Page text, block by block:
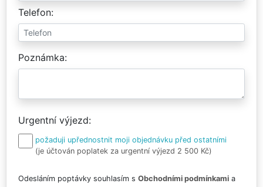
Telefon
Poznámka
Urgentní výjezd
požaduji upřednostnit moji objednávku před ostatními
(je účtován poplatek za urgentní výjezd 2 500 Kč)
Odesláním poptávky souhlasím s Obchodními podmínkami a